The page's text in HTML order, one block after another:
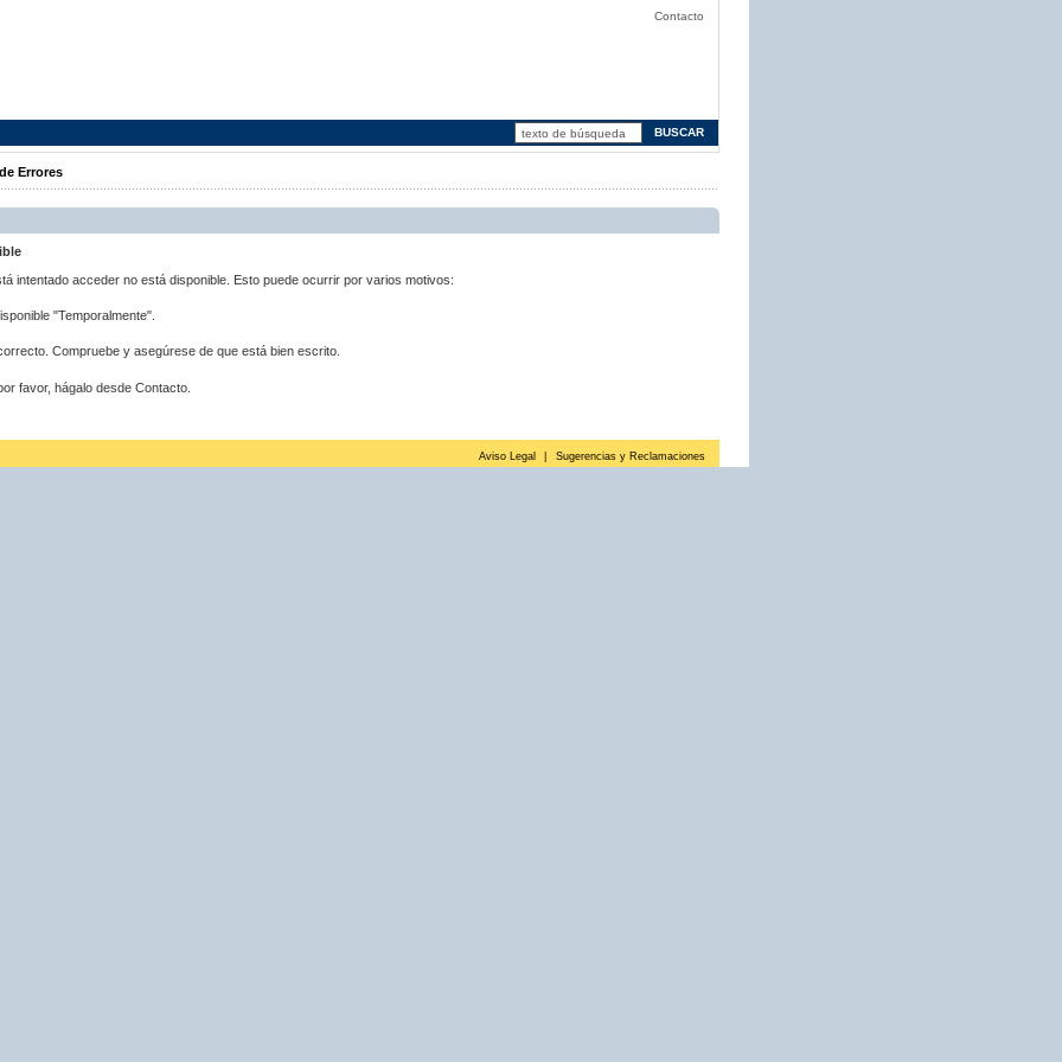
Contacto
Errores
intentado acceder no está disponible. Esto puede ocurrir por varios motivos:
"Temporalmente".
Compruebe y asegúrese de que está bien escrito.
favor, hágalo desde Contacto.
Aviso Legal Sugerencias y Reclamaciones